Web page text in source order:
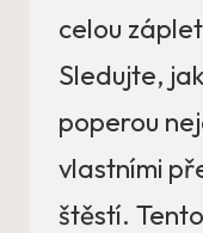
celou
Sledujte,
poperou
vlastními
štěstí.